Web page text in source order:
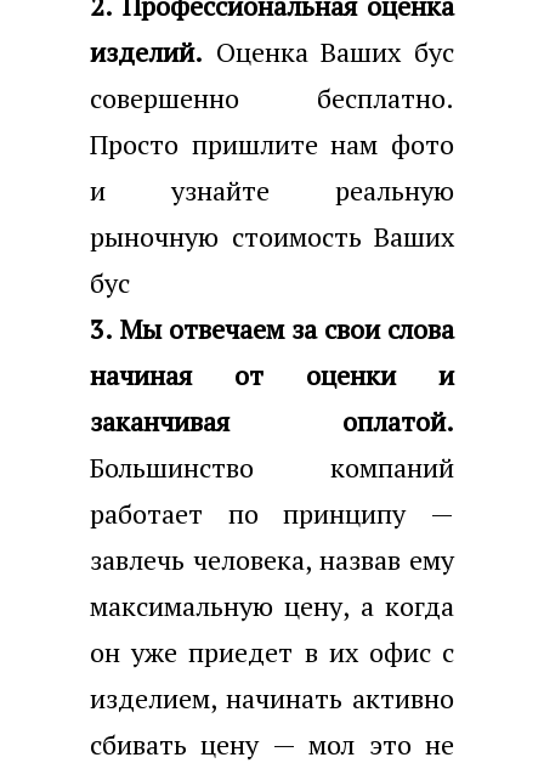
изделий. Оценка Ваших бус
совершенно бесплатно.
Просто пришлите нам фото
и узнайте реальную
рыночную стоимость Ваших
бус
3. Мы отвечаем за свои слова
начиная от оценки и
заканчивая оплатой.
Большинство компаний
работает по принципу —
завлечь человека, назвав ему
максимальную цену, а когда
он уже приедет в их офис с
изделием, начинать активно
сбивать цену — мол это не